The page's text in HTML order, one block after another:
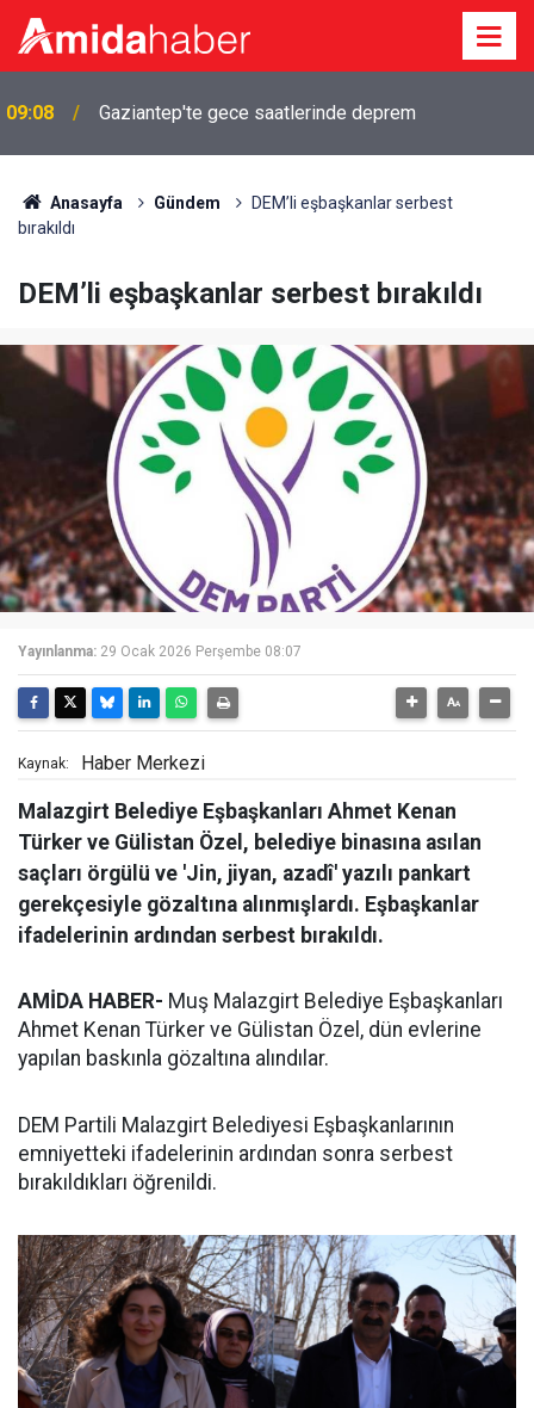
09:08 Gaziantep'te gece saatlerinde deprem
Anasayfa Gündem
DEM’li eşbaşkanlar serbest
bırakıldı
DEM’li eşbaşkanlar serbest bırakıldı
Yayınlanma: 29 Ocak 2026 Perşembe 08:07
Kaynak: Haber Merkezi
Malazgirt Belediye Eşbaşkanları Ahmet Kenan
Türker ve Gülistan Özel, belediye binasına asılan
saçları örgülü ve 'Jin, jiyan, azadî' yazılı pankart
gerekçesiyle gözaltına alınmışlardı. Eşbaşkanlar
ifadelerinin ardından serbest bırakıldı.
AMİDA HABER- Muş Malazgirt Belediye Eşbaşkanları
Ahmet Kenan Türker ve Gülistan Özel, dün evlerine
yapılan baskınla gözaltına alındılar.
DEM Partili Malazgirt Belediyesi Eşbaşkanlarının
emniyetteki ifadelerinin ardından sonra serbest
bırakıldıkları öğrenildi.